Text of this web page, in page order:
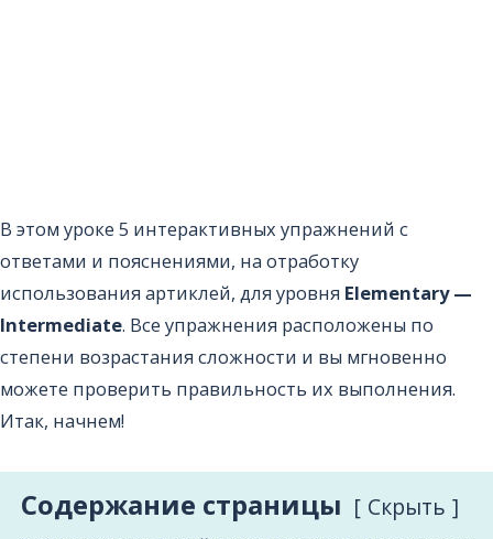
В этом уроке 5 интерактивных упражнений с
ответами и пояснениями, на отработку
использования артиклей, для уровня Elementary —
Intermediate. Все упражнения расположены по
степени возрастания сложности и вы мгновенно
можете проверить правильность их выполнения.
Итак, начнем!
Содержание страницы Cкрыть